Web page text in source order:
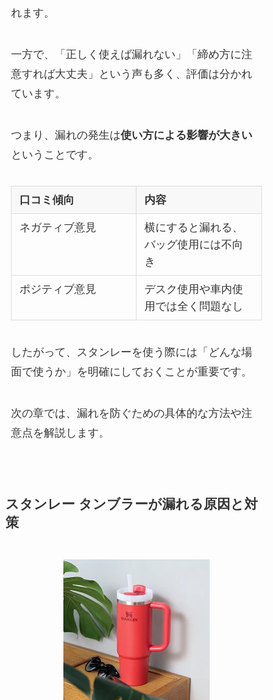
れます。
一方で、「正しく使えば漏れない」「締め方に注
意すれば大丈夫」という声も多く、評価は分かれ
ています。
つまり、漏れの発生は使い方による影響が大きい
ということです。
口コミ傾向 内容
ネガティブ意見
横にすると漏れる、
バッグ使用には不向
き
ポジティブ意見
デスク使用や車内使
用では全く問題なし
したがって、スタンレーを使う際には「どんな場
面で使うか」を明確にしておくことが重要です。
次の章では、漏れを防ぐための具体的な方法や注
意点を解説します。
スタンレー タンブラーが漏れる原因と対
策